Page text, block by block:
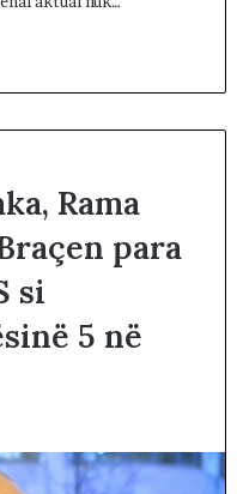
Rama
para
si
5 në